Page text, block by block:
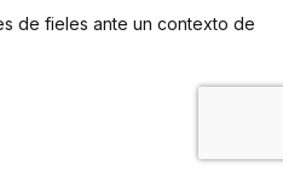
de fieles ante un contexto de